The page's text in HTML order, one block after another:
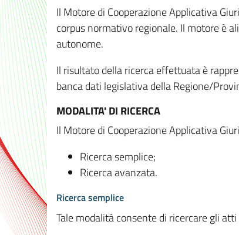
Il Motore di Cooperazione Applicativa
corpus normativo regionale. Il motore è
autonome.
Il risultato della ricerca effettuata è
banca dati legislativa della Regione/
MODALITA' DI RICERCA
Il Motore di Cooperazione Applicativa
Ricerca semplice;
Ricerca avanzata.
Ricerca semplice
Tale modalità consente di ricercare gli